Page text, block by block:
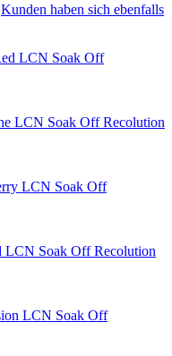
Kunden haben sich ebenfalls
LCN Soak Off
LCN Soak Off Recolution
LCN Soak Off
LCN Soak Off Recolution
LCN Soak Off